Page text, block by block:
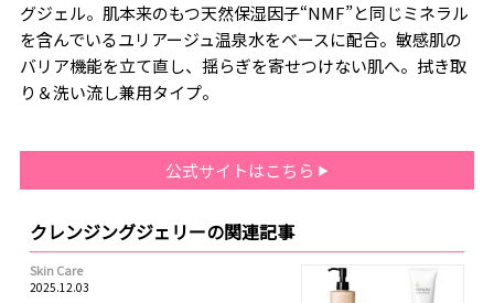
グジェル。肌本来のもつ天然保湿因子“NMF”と同じミネラル
を含んでいるユリアージュ温泉水をベースに配合。敏感肌の
バリア機能を立て直し、揺らぎを寄せつけない肌へ。拭き取
り＆洗い流し兼用タイプ。
公式サイトはこちら
クレンジングジェリーの関連記事
Skin Care
2025.12.03